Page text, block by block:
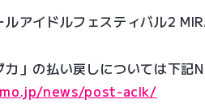
アイドルフェスティバル2
」の払い戻しについては下記
news/post-aclk/